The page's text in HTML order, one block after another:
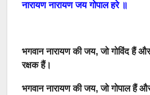
नारायण नारायण जय गोपाल हरे ॥
भगवान नारायण की जय, जो गोविंद हैं
रक्षक हैं।
भगवान नारायण की जय, जो गोपाल हैं